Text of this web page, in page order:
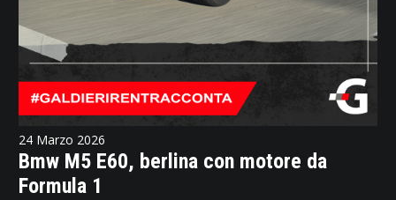
24 Marzo 2026
Bmw M5 E60, berlina con motore da
Formula 1